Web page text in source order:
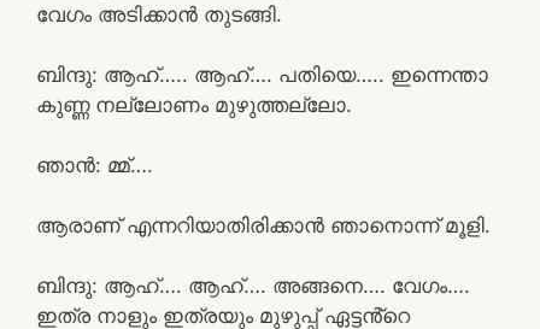
വേഗം അടിക്കാൻ തുടങ്ങി.
ബിന്ദു: ആഹ്….. ആഹ്…. പതിയെ….. ഇന്നെന്താ
കുണ്ണ നല്ലോണം മുഴുത്തല്ലോ.
ഞാൻ: മ്മ്….
ആരാണ് എന്നറിയാതിരിക്കാൻ ഞാനൊന്ന് മൂളി.
ബിന്ദു: ആഹ്…. ആഹ്…. അങ്ങനെ…. വേഗം….
ഇത്ര നാളും ഇത്രയും മുഴുപ്പ് ഏട്ടൻ്റെ